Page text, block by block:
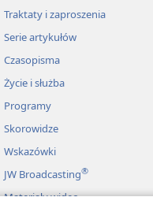
Traktaty i zaproszenia
Serie artykułów
Czasopisma
Życie i służba
Programy
Skorowidze
Wskazówki
JW Broadcasting®
Materiały wideo